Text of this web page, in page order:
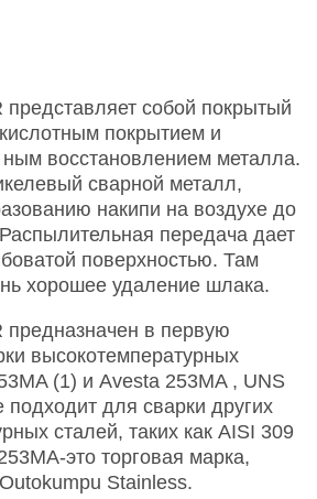
представляет собой покрытый
покрытием и
восстановлением металла.
сварной металл,
накипи на воздухе до
передача дает
поверхностью. Там
хорошее удаление шлака.
предназначен в первую
высокотемпературных
(1) и Avesta 253MA , UNS
для сварки других
сталей, таких как AISI 309
это торговая марка,
Stainless.